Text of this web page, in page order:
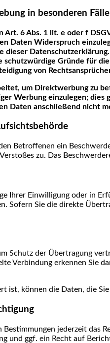
in besonderen
6 Abs. 1 lit. e oder f
Daten Widerspruch
dieser
Gründe für
von
um Direktwerbung zu
Werbung einzulegen;
Daten anschließend nicht
Betroffenen ein
zu. Das
Ihrer Einwilligung oder in
Sofern Sie die direkte
Schutz der Übertragung
Verbindung erkennen Sie
ist, können die Daten, die
Bestimmungen jederzeit
und ggf. ein Recht auf